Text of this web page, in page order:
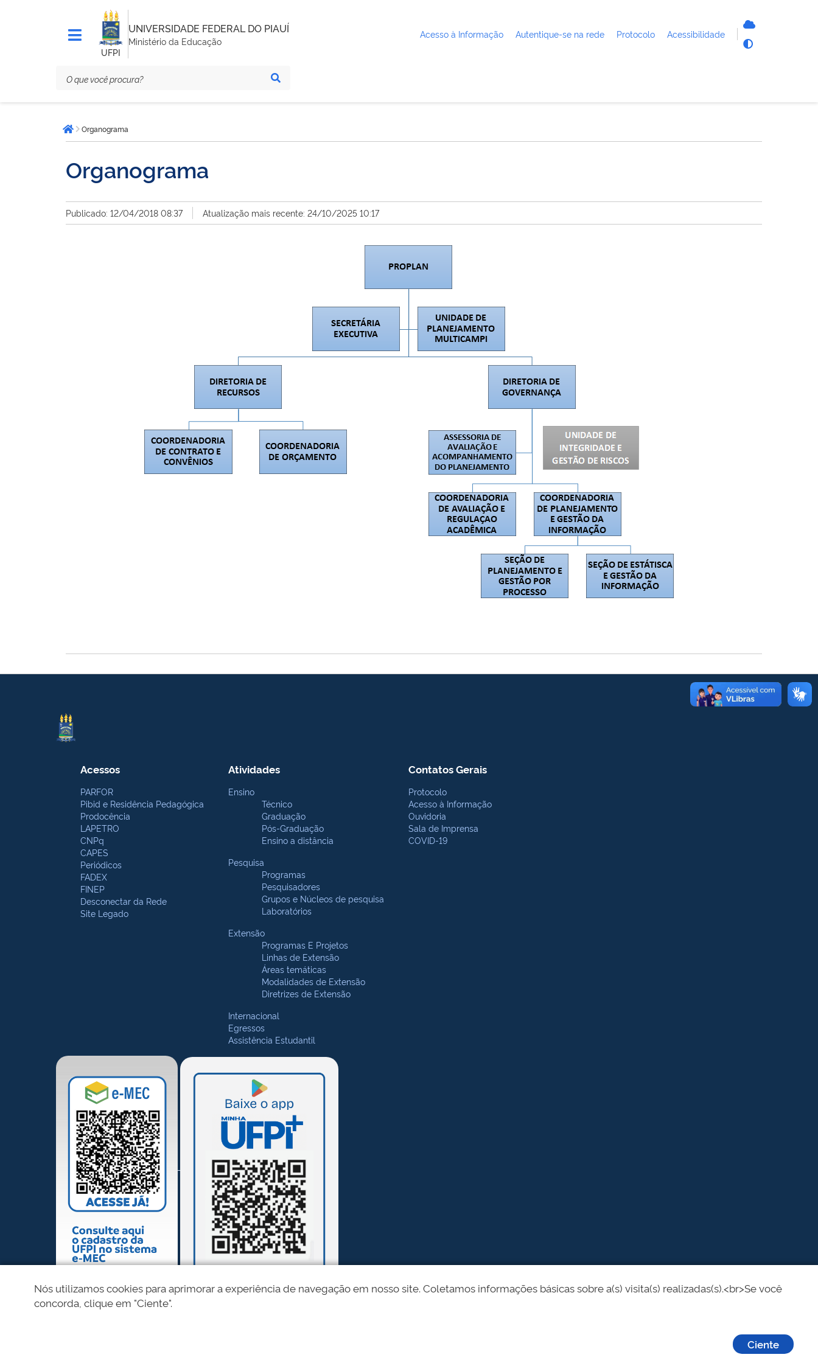
UFPI
UNIVERSIDADE FEDERAL DO PIAUÍ
Ministério da Educação
Acesso à Informação Autentique-se na rede Protocolo Acessibilidade
está
aqui:Página inicial
Organograma
Organograma
Publicado: 12/04/2018 08:37 Atualização mais recente: 24/10/2025 10:17
Acessos
PARFOR
Pibid e Residência Pedagógica
Prodocência
LAPETRO
CNPq
CAPES
Periódicos
FADEX
FINEP
Desconectar da Rede
Site Legado
Atividades
Ensino
Técnico
Graduação
Pós-Graduação
Ensino a distância
Pesquisa
Programas
Pesquisadores
Grupos e Núcleos de pesquisa
Laboratórios
Extensão
Programas E Projetos
Linhas de Extensão
Áreas temáticas
Modalidades de Extensão
Diretrizes de Extensão
Internacional
Egressos
Assistência Estudantil
Contatos Gerais
Protocolo
Acesso à Informação
Ouvidoria
Sala de Imprensa
COVID-19
Nós utilizamos cookies para aprimorar a experiência de navegação em nosso site. Coletamos informações básicas sobre a(s) visita(s) realizadas(s).<br>Se você
concorda, clique em "Ciente".
Ciente